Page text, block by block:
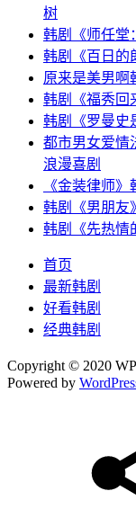
树
韩剧《师任堂
韩剧《百日的
原来是美男啊
韩剧《福秀回
韩剧《罗曼史
都市男女爱情
浪漫喜剧
《金装律师
韩剧《男朋友
韩剧《先热情
首页
最新韩剧
好看韩剧
经典韩剧
Copyright © 2020
Powered by